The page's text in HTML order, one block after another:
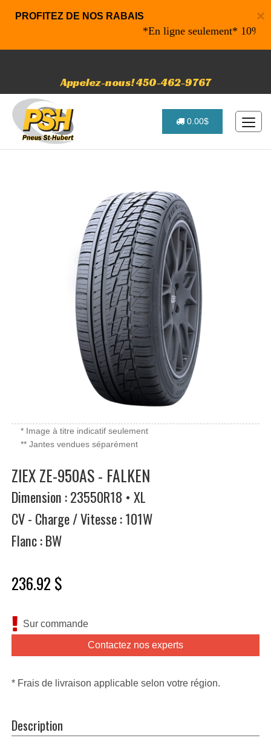
×
PROFITEZ DE NOS RABAIS
*En ligne seulement* 10% de
Appelez-nous! 450-462-9767
0.00$
* Image à titre indicatif seulement
** Jantes vendues séparément
ZIEX ZE-950AS - FALKEN
Dimension : 23550R18 • XL
CV - Charge / Vitesse : 101W
Flanc : BW
236.92 $
Sur commande
Contactez nos experts
* Frais de livraison applicable selon votre région.
Description